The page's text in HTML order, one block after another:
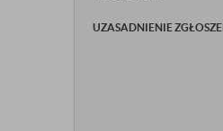
UZASADNIENIE